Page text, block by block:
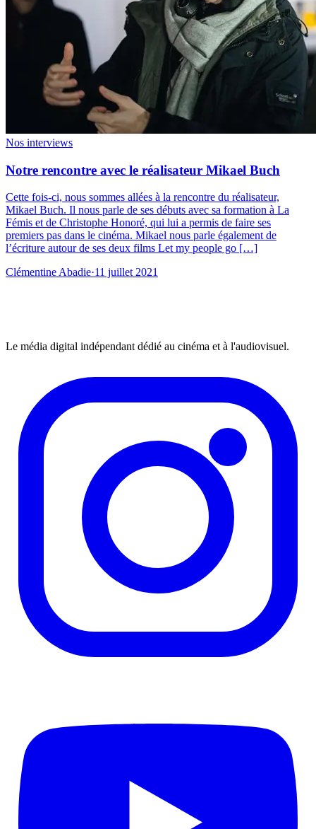
Nos interviews
Notre rencontre avec le réalisateur Mikael Buch
Cette fois-ci, nous sommes allées à la rencontre du réalisateur,
Mikael Buch. Il nous parle de ses débuts avec sa formation à La
Fémis et de Christophe Honoré, qui lui a permis de faire ses
premiers pas dans le cinéma. Mikael nous parle également de
l’écriture autour de ses deux films Let my people go […]
Clémentine Abadie·11 juillet 2021
Le média digital indépendant dédié au cinéma et à l'audiovisuel.